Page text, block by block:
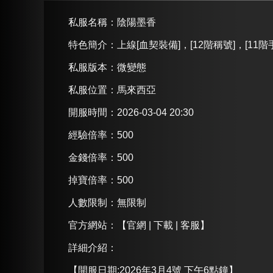
私服名稱： 陰陽墨香
特色簡介： 上線[血契裝備]，[12階稱號]，[11
私服版本：微變態
私服位置：馬來西亞
開服時間：2026-03-04 20:30
經驗倍率：500
金錢倍率：500
掉寶倍率：500
人數限制：無限制
官方網站： 【官網 | 下載 | 客服】
詳細介紹 ：
【開服日期:2026年3月4號 下午6點鐘】